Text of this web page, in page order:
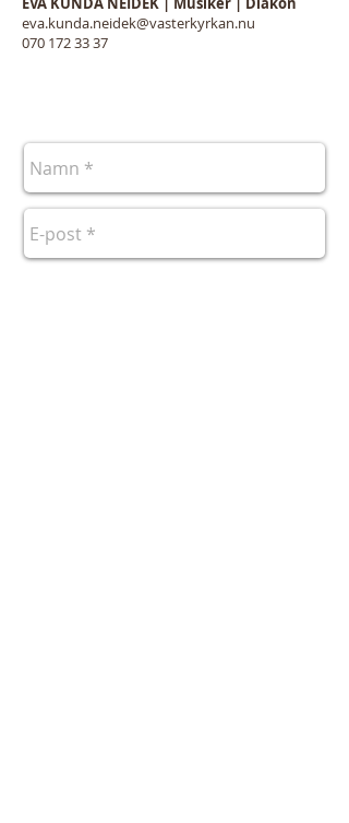
eva.kunda.neidek@vasterkyrkan.nu
070 172 33 37